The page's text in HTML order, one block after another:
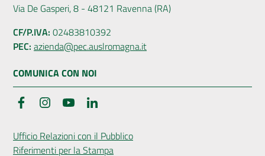
Via De Gasperi, 8 - 48121 Ravenna (RA)
CF/P.IVA: 02483810392
PEC: azienda@pec.auslromagna.it
COMUNICA CON NOI
FacebookInstagramYouTube
Ufficio Relazioni con il Pubblico
Riferimenti per la Stampa